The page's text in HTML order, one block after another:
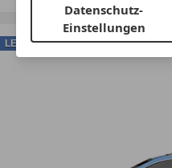
LEASING
Datenschutz-
Einstellungen